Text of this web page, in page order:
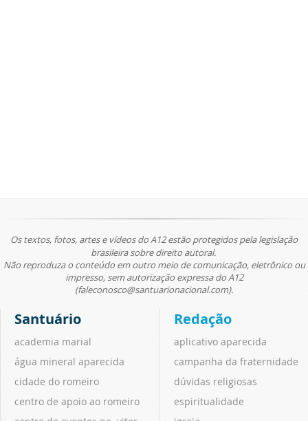
Os textos, fotos, artes e vídeos do A12 estão protegidos pela legislação
brasileira sobre direito autoral.
Não reproduza o conteúdo em outro meio de comunicação, eletrônico ou
impresso, sem autorização expressa do A12
(faleconosco@santuarionacional.com).
Santuário
academia marial
água mineral aparecida
cidade do romeiro
centro de apoio ao romeiro
Redação
aplicativo aparecida
campanha da fraternidade
dúvidas religiosas
espiritualidade